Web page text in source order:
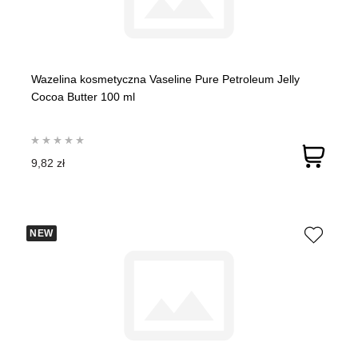
Wazelina kosmetyczna Vaseline Pure Petroleum Jelly
Cocoa Butter 100 ml
9,82 zł
NEW